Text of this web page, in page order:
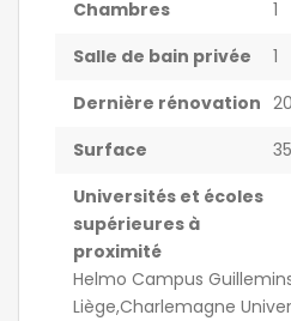
Chambres
1
Salle de bain privée
1
Dernière rénovation
Surface
Universités et écoles
supérieures à
proximité
Helmo Campus
Liège,Charlemagne